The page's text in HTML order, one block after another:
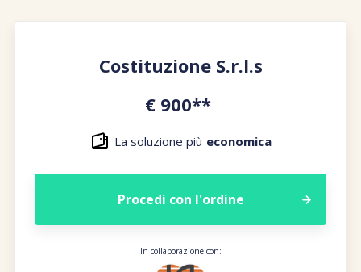
Costituzione S.r.l.s
€ 900**
La soluzione più economica
Procedi con l'ordine
In collaborazione con: